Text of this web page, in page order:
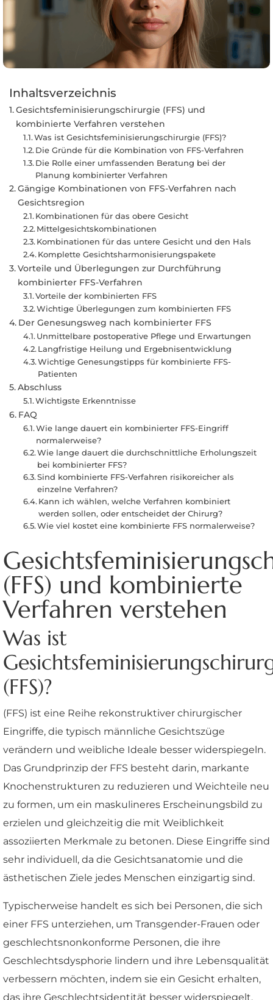
Inhaltsverzeichnis
Gesichtsfeminisierungschirurgie (FFS) und
kombinierte Verfahren verstehen
Was ist Gesichtsfeminisierungschirurgie (FFS)?
Die Gründe für die Kombination von FFS-Verfahren
Die Rolle einer umfassenden Beratung bei der
Planung kombinierter Verfahren
Gängige Kombinationen von FFS-Verfahren nach
Gesichtsregion
Kombinationen für das obere Gesicht
Mittelgesichtskombinationen
Kombinationen für das untere Gesicht und den Hals
Komplette Gesichtsharmonisierungspakete
Vorteile und Überlegungen zur Durchführung
kombinierter FFS-Verfahren
Vorteile der kombinierten FFS
Wichtige Überlegungen zum kombinierten FFS
Der Genesungsweg nach kombinierter FFS
Unmittelbare postoperative Pflege und Erwartungen
Langfristige Heilung und Ergebnisentwicklung
Wichtige Genesungstipps für kombinierte FFS-
Patienten
Abschluss
Wichtigste Erkenntnisse
FAQ
Wie lange dauert ein kombinierter FFS-Eingriff
normalerweise?
Wie lange dauert die durchschnittliche Erholungszeit
bei kombinierter FFS?
Sind kombinierte FFS-Verfahren risikoreicher als
einzelne Verfahren?
Kann ich wählen, welche Verfahren kombiniert
werden sollen, oder entscheidet der Chirurg?
Wie viel kostet eine kombinierte FFS normalerweise?
(FFS) und kombinierte
Verfahren verstehen
Was ist
(FFS)?
(FFS) ist eine Reihe rekonstruktiver chirurgischer
Eingriffe, die typisch männliche Gesichtszüge
verändern und weibliche Ideale besser widerspiegeln.
Das Grundprinzip der FFS besteht darin, markante
Knochenstrukturen zu reduzieren und Weichteile neu
zu formen, um ein maskulineres Erscheinungsbild zu
erzielen und gleichzeitig die mit Weiblichkeit
assoziierten Merkmale zu betonen. Diese Eingriffe sind
sehr individuell, da die Gesichtsanatomie und die
ästhetischen Ziele jedes Menschen einzigartig sind.
Typischerweise handelt es sich bei Personen, die sich
einer FFS unterziehen, um Transgender-Frauen oder
geschlechtsnonkonforme Personen, die ihre
Geschlechtsdysphorie lindern und ihre Lebensqualität
verbessern möchten, indem sie ein Gesicht erhalten,
das ihre Geschlechtsidentität besser widerspiegelt.